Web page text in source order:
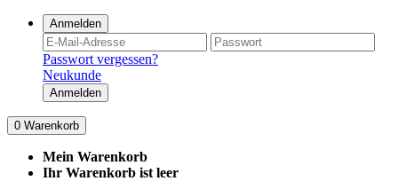
Anmelden
Passwort vergessen?
Neukunde
Anmelden
0 Warenkorb
Mein Warenkorb
Ihr Warenkorb ist leer